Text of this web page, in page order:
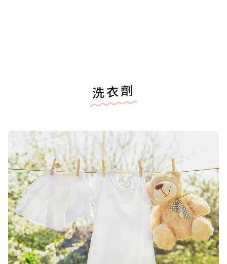
洗衣劑